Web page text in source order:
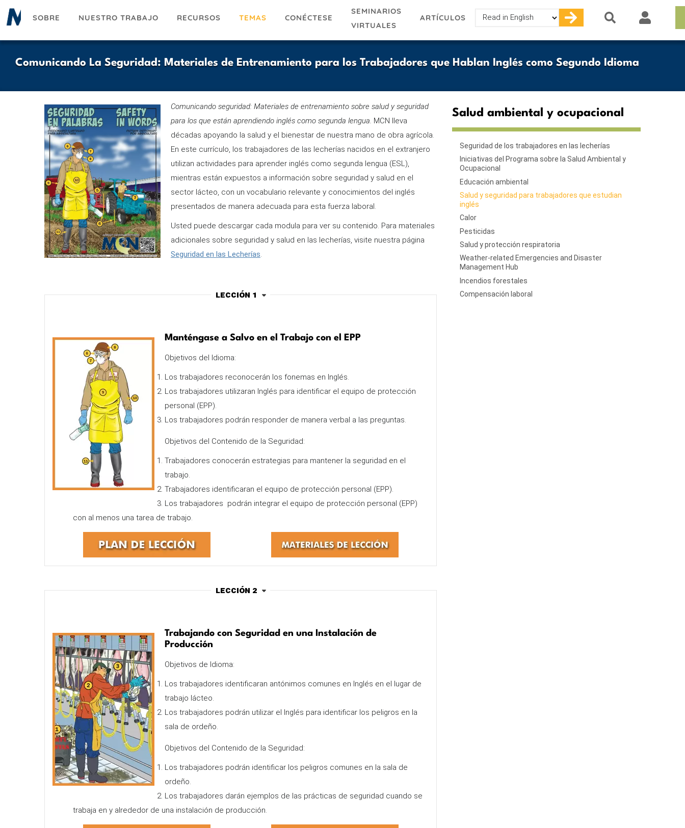
Pasar
SOBRE NUESTRO TRABAJO RECURSOS TEMAS CONÉCTESE
SEMINARIOS
VIRTUALES
ARTÍCULOS
Select
your
Comunicando La Seguridad: Materiales de Entrenamiento para los Trabajadores que Hablan Inglés como Segundo Idioma
Comunicando seguridad: Materiales de entrenamiento sobre salud y seguridad
para los que están aprendiendo inglés como segunda lengua. MCN lleva
décadas apoyando la salud y el bienestar de nuestra mano de obra agrícola.
En este currículo, los trabajadores de las lecherías nacidos en el extranjero
utilizan actividades para aprender inglés como segunda lengua (ESL),
mientras están expuestos a información sobre seguridad y salud en el
sector lácteo, con un vocabulario relevante y conocimientos del inglés
presentados de manera adecuada para esta fuerza laboral.
Usted puede descargar cada modula para ver su contenido. Para materiales
adicionales sobre seguridad y salud en las lecherías, visite nuestra página
Seguridad en las Lecherías.
Lección 1
Manténgase a Salvo en el Trabajo con el EPP
Objetivos del Idioma:
Los trabajadores reconocerán los fonemas en Inglés.
Los trabajadores utilizaran Inglés para identificar el equipo de protección
personal (EPP).
Los trabajadores podrán responder de manera verbal a las preguntas.
Objetivos del Contenido de la Seguridad:
Trabajadores conocerán estrategias para mantener la seguridad en el
trabajo.
Trabajadores identificaran el equipo de protección personal (EPP).
Los trabajadores podrán integrar el equipo de protección personal (EPP)
con al menos una tarea de trabajo.
Lección 2
Trabajando con Seguridad en una Instalación de
Producción
Objetivos de Idioma:
Los trabajadores identificaran antónimos comunes en Inglés en el lugar de
trabajo lácteo.
Los trabajadores podrán utilizar el Inglés para identificar los peligros en la
sala de ordeño.
Objetivos del Contenido de la Seguridad:
Los trabajadores podrán identificar los peligros comunes en la sala de
ordeño.
Los trabajadores darán ejemplos de las prácticas de seguridad cuando se
trabaja en y alrededor de una instalación de producción.
Salud ambiental y ocupacional
Seguridad de los trabajadores en las lecherías
Iniciativas del Programa sobre la Salud Ambiental y
Ocupacional
Educación ambiental
Salud y seguridad para trabajadores que estudian
inglés
Calor
Pesticidas
Salud y protección respiratoria
Weather-related Emergencies and Disaster
Management Hub
Incendios forestales
Compensación laboral